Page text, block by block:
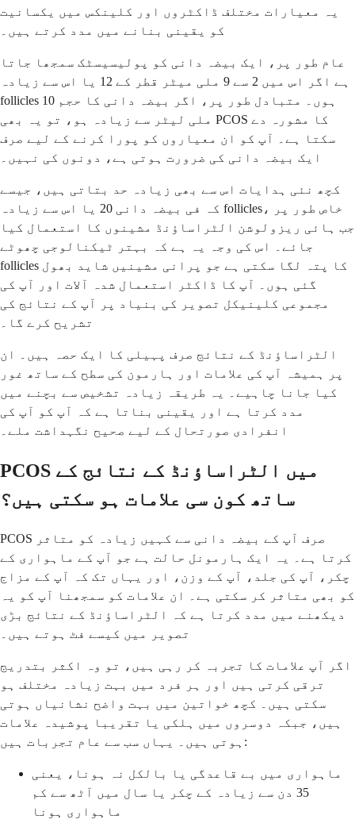
یہ معیارات مختلف ڈاکٹروں اور کلینکس میں یکسانیت
کو یقینی بنانے میں مدد کرتے ہیں۔
عام طور پر، ایک بیضہ دانی کو پولیسیسٹک سمجھا جاتا
ہے اگر اس میں 2 سے 9 ملی میٹر قطر کے 12 یا اس سے زیادہ
follicles ہوں۔ متبادل طور پر، اگر بیضہ دانی کا حجم 10
ملی لیٹر سے زیادہ ہو، تو یہ بھی PCOS کا مشورہ دے
سکتا ہے۔ آپ کو ان معیاروں کو پورا کرنے کے لیے صرف
ایک بیضہ دانی کی ضرورت ہوتی ہے، دونوں کی نہیں۔
کچھ نئی ہدایات اس سے بھی زیادہ حد بتاتی ہیں، جیسے
کہ فی بیضہ دانی 20 یا اس سے زیادہ follicles، خاص طور پر
جب ہائی ریزولوشن الٹراساؤنڈ مشینوں کا استعمال کیا
جائے۔ اس کی وجہ یہ ہے کہ بہتر ٹیکنالوجی چھوٹے
follicles کا پتہ لگا سکتی ہے جو پرانی مشینیں شاید بھول
گئی ہوں۔ آپ کا ڈاکٹر استعمال شدہ آلات اور آپ کی
مجموعی کلینیکل تصویر کی بنیاد پر آپ کے نتائج کی
تشریح کرے گا۔
الٹراساؤنڈ کے نتائج صرف پہیلی کا ایک حصہ ہیں۔ ان
پر ہمیشہ آپ کی علامات اور ہارمون کی سطح کے ساتھ غور
کیا جانا چاہیے۔ یہ طریقہ زیادہ تشخیص سے بچنے میں
مدد کرتا ہے اور یقینی بناتا ہے کہ آپ کو آپ کی
انفرادی صورتحال کے لیے صحیح نگہداشت ملے۔
PCOS میں الٹراساؤنڈ کے نتائج کے
ساتھ کون سی علامات ہو سکتی ہیں؟
PCOS صرف آپ کے بیضہ دانی سے کہیں زیادہ کو متاثر
کرتا ہے۔ یہ ایک ہارمونل حالت ہے جو آپ کے ماہواری کے
چکر، آپ کی جلد، آپ کے وزن، اور یہاں تک کہ آپ کے مزاج
کو بھی متاثر کر سکتی ہے۔ ان علامات کو سمجھنا آپ کو یہ
دیکھنے میں مدد کرتا ہے کہ الٹراساؤنڈ کے نتائج بڑی
تصویر میں کیسے فٹ ہوتے ہیں۔
اگر آپ علامات کا تجربہ کر رہی ہیں، تو وہ اکثر بتدریج
ترقی کرتی ہیں اور ہر فرد میں بہت زیادہ مختلف ہو
سکتی ہیں۔ کچھ خواتین میں بہت واضح نشانیاں ہوتی
ہیں، جبکہ دوسروں میں ہلکی یا تقریبا پوشیدہ علامات
ہوتی ہیں۔ یہاں سب سے عام تجربات ہیں:
ماہواری میں بے قاعدگی یا بالکل نہ ہونا، یعنی
35 دن سے زیادہ کے چکر یا سال میں آٹھ سے کم
ماہواری ہونا